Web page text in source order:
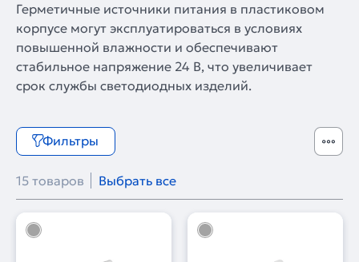
Герметичные источники питания в пластиковом
корпусе могут эксплуатироваться в условиях
повышенной влажности и обеспечивают
стабильное напряжение 24 В, что увеличивает
срок службы светодиодных изделий.
Фильтры
15 товаров Выбрать все